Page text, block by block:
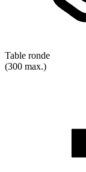
Table ronde
(300 max.)